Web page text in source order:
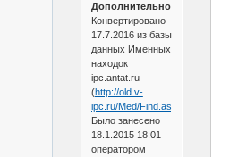
Дополнительно
Конвертировано
17.7.2016 из базы
данных Именных
находок
ipc.antat.ru
(http://old.v-
ipc.ru/Med/Find.asp
Было занесено
18.1.2015 18:01
оператором